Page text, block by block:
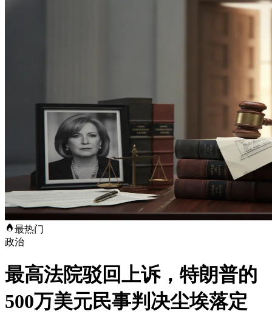
最热门
政治
最高法院驳回上诉，特朗普的
500万美元民事判决尘埃落定